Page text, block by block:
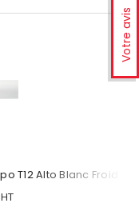
Votre avis
T12 Alto Blanc Froid